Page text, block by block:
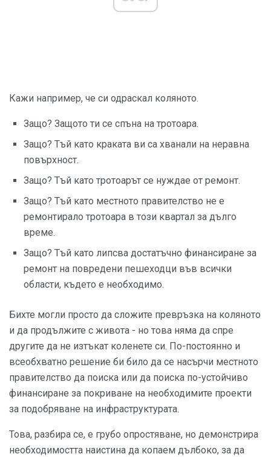
Кажи например, че си одраскал коляното.
Защо? Защото ти се спъна на тротоара.
Защо? Тъй като краката ви са хванали на неравна
повърхност.
Защо? Тъй като тротоарът се нуждае от ремонт.
Защо? Тъй като местното правителство не е
ремонтирало тротоара в този квартал за дълго
време.
Защо? Тъй като липсва достатъчно финансиране за
ремонт на повредени пешеходци във всички
области, където е необходимо.
Бихте могли просто да сложите превръзка на коляното
и да продължите с живота - но това няма да спре
другите да не изтъкат коленете си. По-постоянно и
всеобхватно решение би било да се насърчи местното
правителство да поиска или да поиска по-устойчиво
финансиране за покриване на необходимите проекти
за подобряване на инфраструктурата.
Това, разбира се, е грубо опростяване, но демонстрира
необходимостта наистина да копаем дълбоко, за да